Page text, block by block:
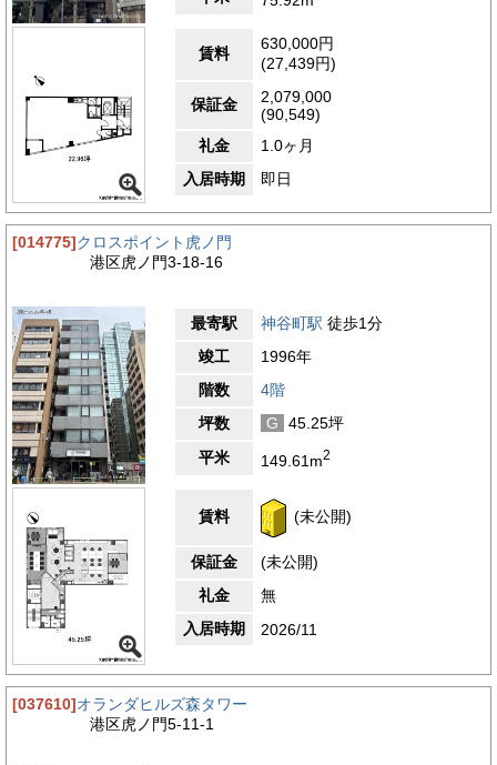
な落ち着きを持ち合わせています。神谷町駅と直結しているた
め、東京の天候に左右されずにアクセスすることができるのはも
ちろんのこと、周辺にはビジネスパーソンの日常を支える様々な
施設が充実しています。ランチやアフター5のひと時に利用でき
る、多彩な飲食店やカフェが周囲に豊富に点在しています。和食
からイタリアン、カジュアルなカフェからちょっとしたバーま
で、さまざまなニーズに応えることができる選択肢があります。
コンビニエンスストアや、日常の買い物に便利なスーパーマーケ
ットも手軽に利用できます。このエリアは六本木一丁目駅や御成
門駅といった他のビジネス街へのアクセスも良好で、東京の主要
なビジネスエリアへの移動も容易です。ビジネス以外の時間に
は、近隣のアートスペースやギャラリーで文化的な刺激を受けた
り、美しい公園でリフレッシュすることも可能です。
駅からの距離
設備
耐震性
エントランス
賃料
630,000円
(27,439円)
保証金
2,079,000
(90,549)
礼金
1.0ヶ月
入居時期
即日
[014775]クロスポイント虎ノ門
港区虎ノ門3-18-16
最寄駅 神谷町駅 徒歩1分
竣工
1996年
階数
4階
坪数
G
45.25坪
平米
149.61m2
賃料 (未公開)
保証金
(未公開)
礼金
無
入居時期
2026/11
[037610]オランダヒルズ森タワー
港区虎ノ門5-11-1